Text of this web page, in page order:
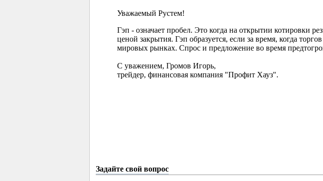
Уважаемый Рустем!
Гэп - означает пробел. Это когда на открытии котировки
ценой закрытия. Гэп образуется, если за время, когда
мировых рынках. Спрос и предложение во время
С уважением, Громов Игорь,
трейдер, финансовая компания "Профит Хауз".
Задайте свой вопрос